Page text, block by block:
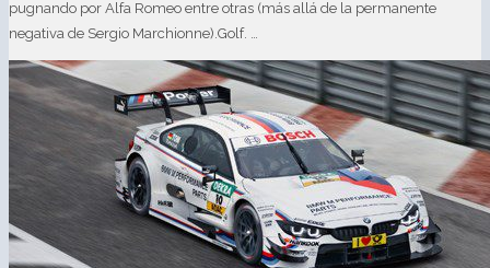
pugnando por Alfa Romeo entre otras (más allá de la permanente
negativa de Sergio Marchionne).Golf. …